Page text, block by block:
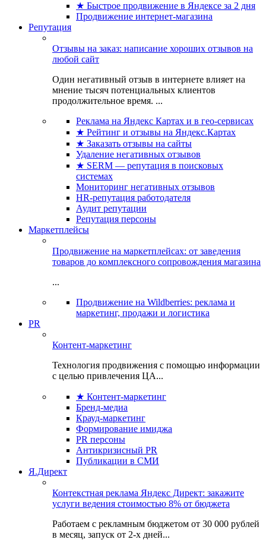
★ Быстрое продвижение в Яндексе за 2 дня
Продвижение интернет-магазина
Репутация
Отзывы на заказ: написание хороших отзывов на
любой сайт
Один негативный отзыв в интернете влияет на
мнение тысяч потенциальных клиентов
продолжительное время. ...
Реклама на Яндекс Картах и в гео-сервисах
★ Рейтинг и отзывы на Яндекс.Картах
★ Заказать отзывы на сайты
Удаление негативных отзывов
★ SERM — репутация в поисковых
системах
Мониторинг негативных отзывов
HR-репутация работодателя
Аудит репутации
Репутация персоны
Маркетплейсы
Продвижение на маркетплейсах: от заведения
товаров до комплексного сопровождения магазина
...
Продвижение на Wildberries: реклама и
маркетинг, продажи и логистика
PR
Контент-маркетинг
Технология продвижения с помощью информации
с целью привлечения ЦА...
★ Контент-маркетинг
Бренд-медиа
Крауд-маркетинг
Формирование имиджа
PR персоны
Антикризисный PR
Публикации в СМИ
Я.Директ
Контекстная реклама Яндекс Директ: закажите
услуги ведения стоимостью 8% от бюджета
Работаем с рекламным бюджетом от 30 000 рублей
в месяц, запуск от 2-х дней...